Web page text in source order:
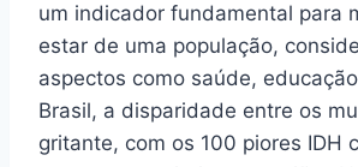
um indicador fundamental para
estar de uma população,
aspectos como saúde,
Brasil, a disparidade entre os
gritante, com os 100 piores IDH